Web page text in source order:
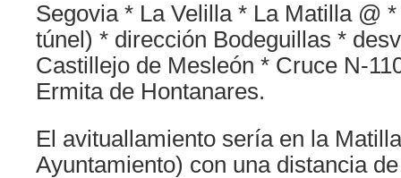
Segovia * La Velilla * La Matilla @
túnel) * dirección Bodeguillas *
Castillejo de Mesleón * Cruce N-
Ermita de Hontanares.
El avituallamiento sería en la
Ayuntamiento) con una distancia